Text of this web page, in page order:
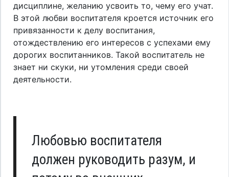
дисциплине, желанию усвоить то, чему его учат.
В этой любви воспитателя кроется источник его
привязанности к делу воспитания,
отождествлению его интересов с успехами ему
дорогих воспитанников. Такой воспитатель не
знает ни скуки, ни утомления среди своей
деятельности.
Любовью воспитателя
должен руководить разум, и